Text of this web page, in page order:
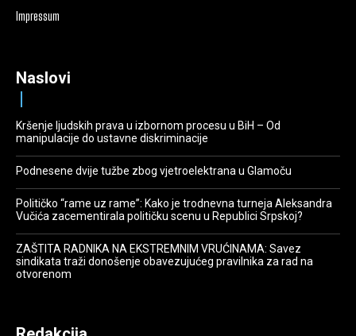
Impressum
Naslovi
Kršenje ljudskih prava u izbornom procesu u BiH – Od
manipulacije do ustavne diskriminacije
Podnesene dvije tužbe zbog vjetroelektrana u Glamoču
Političko “rame uz rame”: Kako je trodnevna turneja Aleksandra
Vučića zacementirala političku scenu u Republici Srpskoj?
ZAŠTITA RADNIKA NA EKSTREMNIM VRUĆINAMA: Savez
sindikata traži donošenje obavezujućeg pravilnika za rad na
otvorenom